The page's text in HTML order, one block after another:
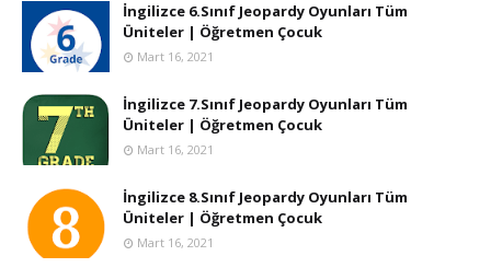
İngilizce 6.Sınıf Jeopardy Oyunları Tüm
Üniteler | Öğretmen Çocuk
Mart 16, 2021
İngilizce 7.Sınıf Jeopardy Oyunları Tüm
Üniteler | Öğretmen Çocuk
Mart 16, 2021
İngilizce 8.Sınıf Jeopardy Oyunları Tüm
Üniteler | Öğretmen Çocuk
Mart 16, 2021